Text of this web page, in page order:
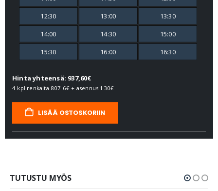
12:30 13:00 13:30
14:00 14:30 15:00
15:30 16:00 16:30
Hinta yhteensä: 937,60€
4 kpl renkaita 807.6€ + asennus 130€
LISÄÄ OSTOSKORIIN
TUTUSTU MYÖS